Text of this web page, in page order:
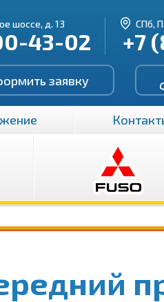
шоссе, д. 13
43-02
СПб,
+7
заявку